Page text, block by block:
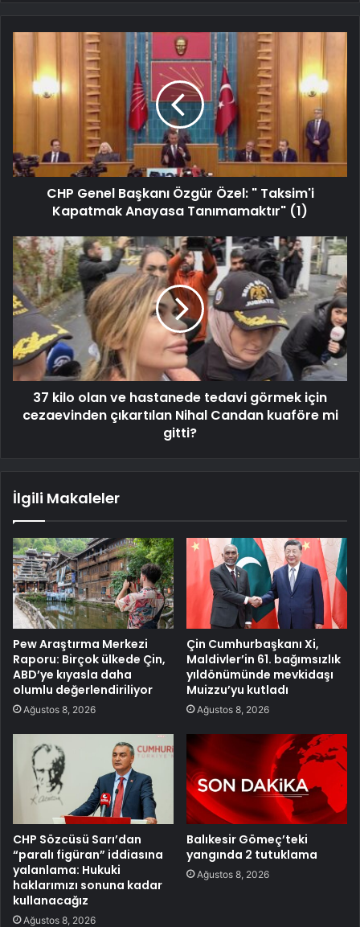
CHP Genel Başkanı Özgür Özel: " Taksim'i
Kapatmak Anayasa Tanımamaktır" (1)
37 kilo olan ve hastanede tedavi görmek için
cezaevinden çıkartılan Nihal Candan kuaföre mi
gitti?
İlgili Makaleler
Pew Araştırma Merkezi
Raporu: Birçok ülkede Çin,
ABD’ye kıyasla daha
olumlu değerlendiriliyor
Ağustos 8, 2026
Çin Cumhurbaşkanı Xi,
Maldivler’in 61. bağımsızlık
yıldönümünde mevkidaşı
Muizzu’yu kutladı
Ağustos 8, 2026
CHP Sözcüsü Sarı’dan
“paralı figüran” iddiasına
yalanlama: Hukuki
haklarımızı sonuna kadar
kullanacağız
Ağustos 8, 2026
Balıkesir Gömeç’teki
yangında 2 tutuklama
Ağustos 8, 2026